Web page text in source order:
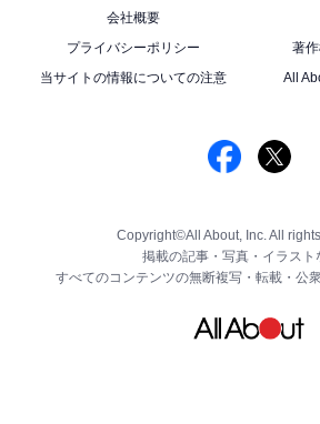
会社概要
プライバシーポリシー
著
当サイトの情報についての注意
All
Copyright©All About, Inc. All
掲載の記事・写真・イラスト
すべてのコンテンツの無断複写・転載・公